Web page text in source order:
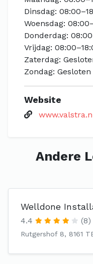
Dinsdag:
Woensdag:
Donderdag:
Vrijdag:
Zaterdag:
Zondag: Gesloten
Website
Andere
Welldone
4.4 (8)
Rutgershof 8, 8161